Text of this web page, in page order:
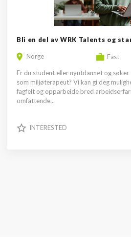
Norge Fast
Er du student eller nyutdannet og
som miljøterapeut? Vi kan gi deg
fagfelt og opparbeide bred
omfattende...
INTERESTED